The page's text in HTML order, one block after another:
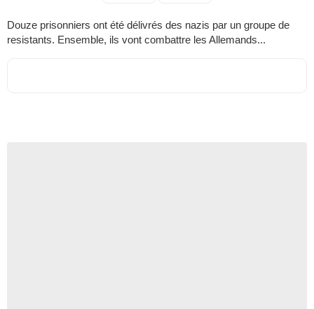
Douze prisonniers ont été délivrés des nazis par un groupe de
resistants. Ensemble, ils vont combattre les Allemands...